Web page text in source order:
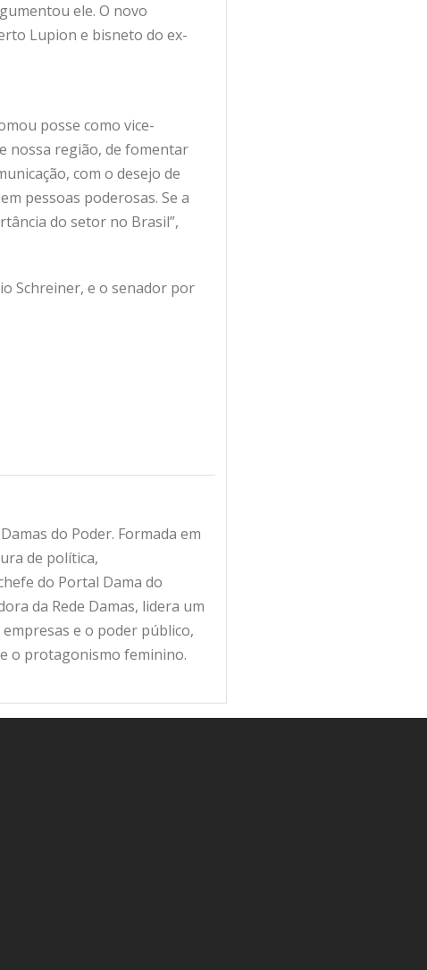
ele. O novo
Lupion e bisneto do ex-
posse como vice-
nossa região, de fomentar
com o desejo de
pessoas poderosas. Se a
do setor no Brasil”,
Schreiner, e o senador por
do Poder. Formada em
de política,
do Portal Dama do
da Rede Damas, lidera um
e o poder público,
o protagonismo feminino.